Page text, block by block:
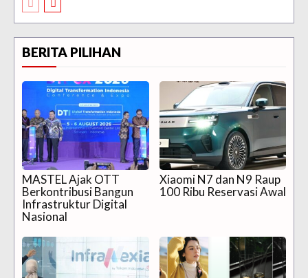
BERITA PILIHAN
MASTEL Ajak OTT
Berkontribusi Bangun
Infrastruktur Digital
Nasional
Xiaomi N7 dan N9 Raup
100 Ribu Reservasi Awal